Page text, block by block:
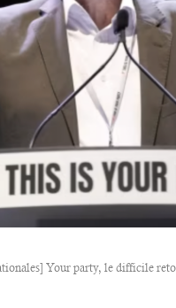
Your party, le difficile